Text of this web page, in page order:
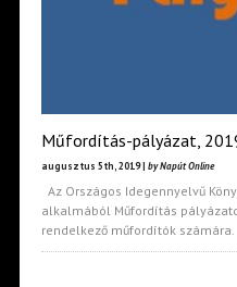
Műfordítás-pályázat,
augusztus 5th, 2019 | by Napút Online
Az Országos Idegennyelvű
alkalmából Műfordítás
rendelkező műfordítók